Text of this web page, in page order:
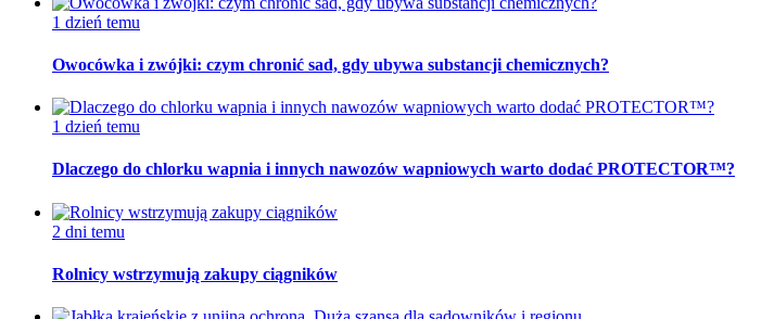
1 dzień temu
Owocówka i zwójki: czym chronić sad, gdy ubywa substancji chemicznych?
1 dzień temu
Dlaczego do chlorku wapnia i innych nawozów wapniowych warto dodać PROTECTOR™?
2 dni temu
Rolnicy wstrzymują zakupy ciągników